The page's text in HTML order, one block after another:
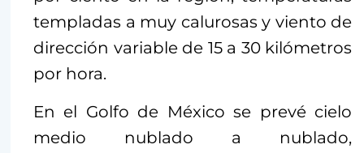
templadas a muy calurosas y viento de
dirección variable de 15 a 30 kilómetros
por hora.
En el Golfo de México se prevé cielo
medio nublado a nublado,